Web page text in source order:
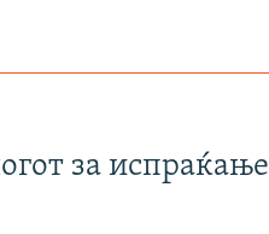
за испраќање